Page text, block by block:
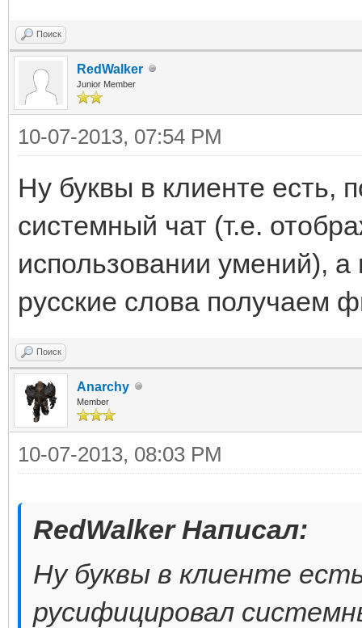
Поиск
RedWalker
Junior Member
10-07-2013, 07:54 PM
Ну буквы в клиенте есть,
системный чат (т.е.
использовании умений), а
русские слова получаем
Поиск
Anarchy
Member
10-07-2013, 08:03 PM
RedWalker Написал:
Ну буквы в клиенте
русифицировал